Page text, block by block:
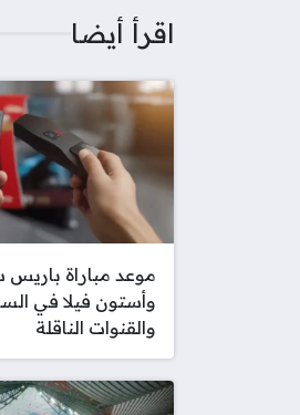
اقرأ أيضا
موعد مباراة
وأستون فيلا في
والقنوات الناقلة